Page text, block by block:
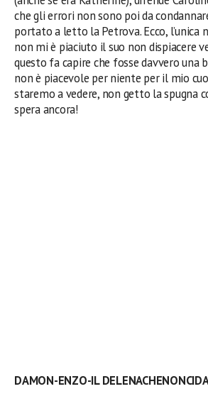
che gli errori non sono poi da
portato a letto la Petrova. Ecco, l’unica
non mi è piaciuto il suo non dispiacere
questo fa capire che fosse davvero una
non è piacevole per niente per il mio
staremo a vedere, non getto la spugna
spera ancora!
DAMON-ENZO-IL